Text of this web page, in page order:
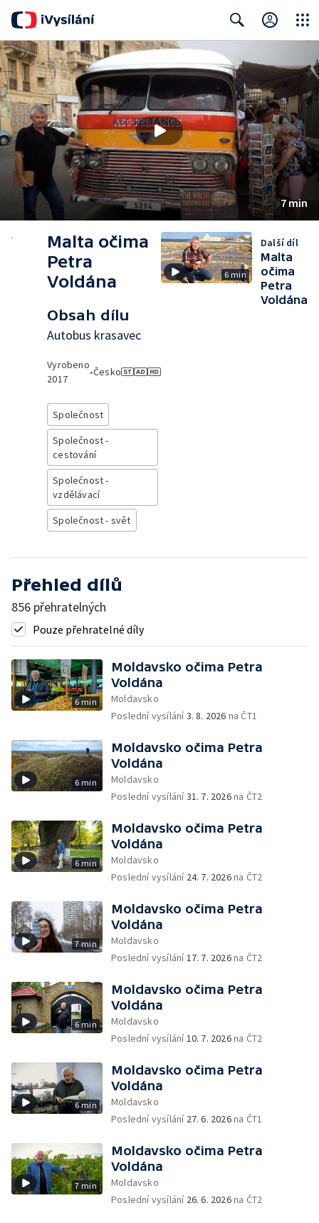
7 min
Malta očima
Petra
Voldána
Obsah dílu
Autobus krasavec
Vyrobeno
2017
•Česko
Společnost
Společnost -
cestování
Společnost -
vzdělávací
Společnost - svět
6 min
Další díl
Malta
očima
Petra
Voldána
Přehled dílů
856 přehratelných
Pouze přehratelné díly
6 min
Moldavsko očima Petra
Voldána
Moldavsko
Poslední vysílání3. 8. 2026 na ČT1
6 min
Moldavsko očima Petra
Voldána
Moldavsko
Poslední vysílání31. 7. 2026na ČT2
6 min
Moldavsko očima Petra
Voldána
Moldavsko
Poslední vysílání 24. 7. 2026na ČT2
7 min
Moldavsko očima Petra
Voldána
Moldavsko
Poslední vysílání17. 7. 2026na ČT2
6 min
Moldavsko očima Petra
Voldána
Moldavsko
Poslední vysílání10. 7. 2026na ČT2
6 min
Moldavsko očima Petra
Voldána
Moldavsko
Poslední vysílání 27. 6. 2026na ČT1
7 min
Moldavsko očima Petra
Voldána
Moldavsko
Poslední vysílání 26. 6. 2026na ČT2